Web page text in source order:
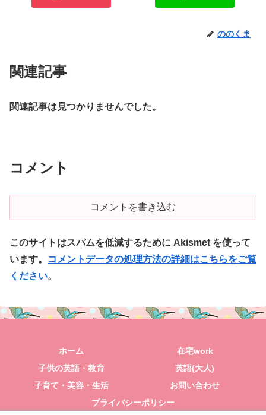
ののくま
関連記事
関連記事は見つかりませんでした。
コメント
コメントを書き込む
このサイトはスパムを低減するために Akismet を使って
います。
コメントデータの処理方法の詳細はこちらをご覧
ください。
ホーム
在宅work
子供の英語・教育
英語(大人)
子育て・美容・生活
お問い合わせ
プライバシーポリシー